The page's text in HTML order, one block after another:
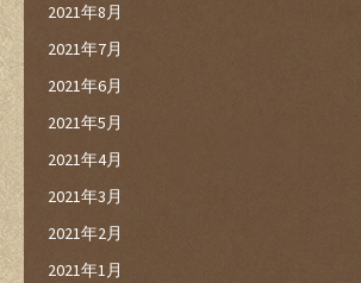
2021年8月
2021年7月
2021年6月
2021年5月
2021年4月
2021年3月
2021年2月
2021年1月